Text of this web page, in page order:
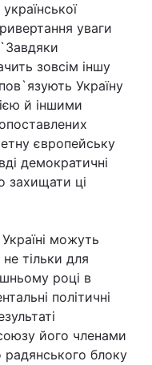
уваги
`Завдяки
зовсім іншу
Україну
й іншими
європейську
демократичні
захищати ці
можуть
тільки для
році в
політичні
його членами
радянського блоку